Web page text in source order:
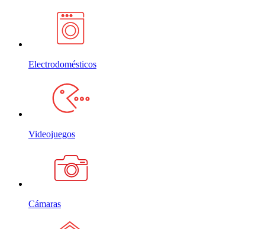
Electrodomésticos
Videojuegos
Cámaras